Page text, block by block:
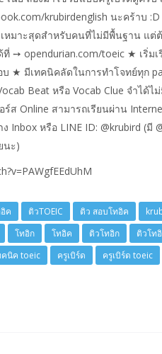
krubirdenglish นะคร้าบ
หมาะสุดสำหรับคนที่ไม่มีพื้นฐาน แต่
ที่ ➙ opendurian.com/toeic ★ เริ่ม
บ ★ มีเทคนิคลัดในการทำโจทย์ทุก
Beat หรือ Vocab Clue จำได้
Online สามารถเรียนผ่าน
Inbox หรือ LINE ID: @krubird (
นะ)
ค ติวTOEIC ติว สอบโทอิค
โทอิก โทอิค ติวโทอิก ติวโท
คนิค toeic ครูเบิร์ด ครูเบิร์ด toeic